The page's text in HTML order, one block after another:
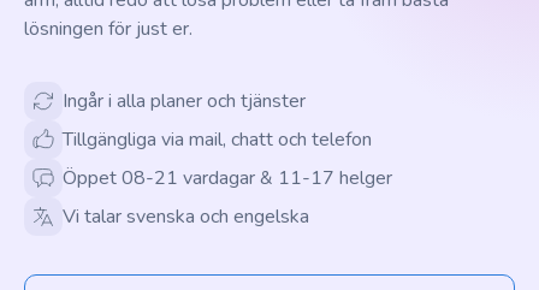
lösningen för just er.
Ingår i alla planer och tjänster
Tillgängliga via mail, chatt och telefon
Öppet 08-21 vardagar & 11-17 helger
Vi talar svenska och engelska